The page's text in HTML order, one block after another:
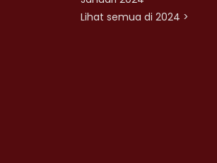
Lihat semua di 2024 >